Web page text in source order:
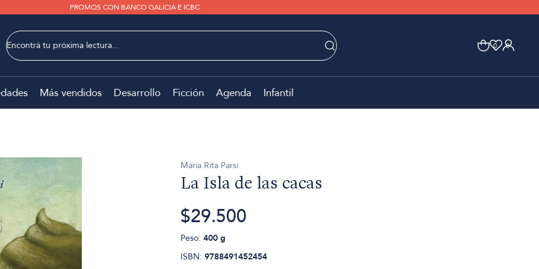
PROMOS CON BANCO GALICIA E ICBC
0 0
Más vendidos Desarrollo Ficción Agenda Infantil
Maria Rita Parsi
La Isla de las cacas
$29.500
Peso: 400 g
ISBN: 9788491452454